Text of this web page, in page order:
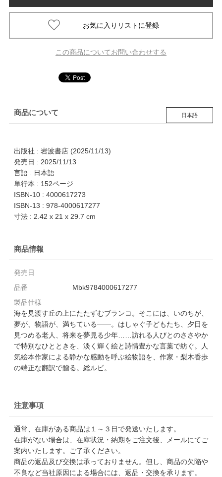
この商品についてお問い合わせする
商品について 日本語
出版社 : 岩波書店 (2025/11/13)
発売日 : 2025/11/13
言語 : 日本語
単行本 : 152ページ
ISBN-10 : 4000617273
ISBN-13 : 978-4000617277
寸法 : 2.42 x 21 x 29.7 cm
商品情報
発売日
品番
Mbk9784000617277
製品仕様
海を見渡す丘の上にたたずむブランコ。そこには、いのちが、
夢が、物語が、満ちている――。はしゃぐ子どもたち、夕日を
見つめる老人、将来を夢見る少年……訪れる人びとのささやか
で特別なひとときを、淡く輝く絵と詩情豊かな言葉で紡ぐ。人
気絵本作家による静かな感動を呼ぶ絵物語を、作家・梨木香歩
の端正な翻訳で贈る。総ルビ。
注意事項
通常、在庫がある商品は１～３日で発送いたします。
在庫がない場合は、在庫状況・納期をご注文後、メールにてご
案内いたします。ご了承ください。
商品の返品及び交換は承っておりません。但し、商品の欠陥や
不良など当社原因による場合には、返品・交換を承ります。